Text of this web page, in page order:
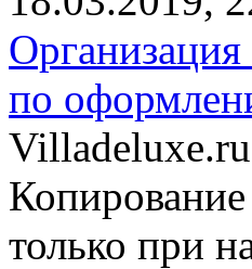
по
Копирование
только при